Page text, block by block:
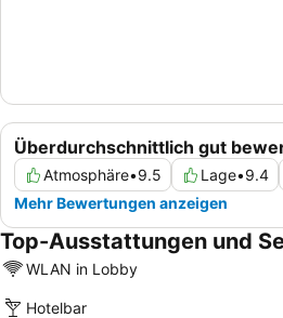
Überdurchschnittlich gut
Atmosphäre•9.5 Lage•9.4
Mehr Bewertungen anzeigen
Top-Ausstattungen und
WLAN in Lobby
Hotelbar